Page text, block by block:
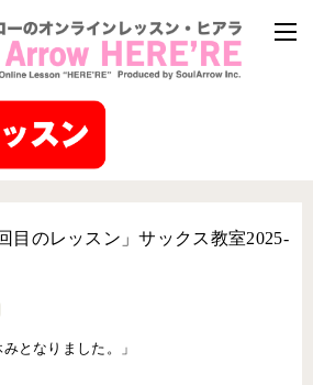
目のレッスン」サックス教室2025-
となりました。」